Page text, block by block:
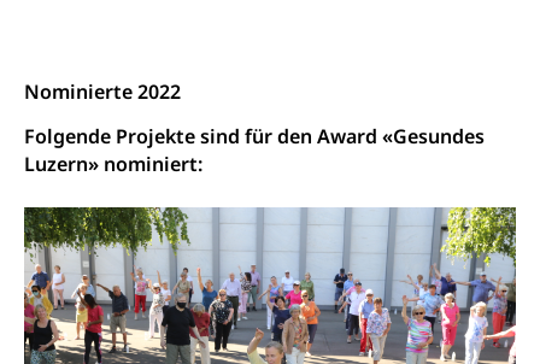
Nominierte 2022
Folgende Projekte sind für den Award «Gesundes
Luzern» nominiert:
Gleichstellung von Frau und Mann
Diskriminierung, Gleichstellungsbüro, Mobbing
Gleichstellung aller Geschlechter und
Gleichstellung Menschen mit
Behinderungen
Schlichtungsbehörde Gleichstellung
Zivilverfahren
Zivilrecht, Zivilrechtspflege, Gerichtsverfahren
Bezirksgerichte: Aufgaben und Verfahren
Kosten im Zivilprozess
Betreibung und Konkurs
Bankrott, Schulden, Zahlungsunfähigkeit, Pfändung